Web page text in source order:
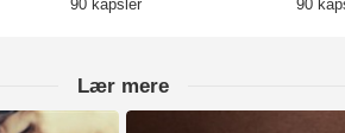
90 kapsler
90
Lær mere